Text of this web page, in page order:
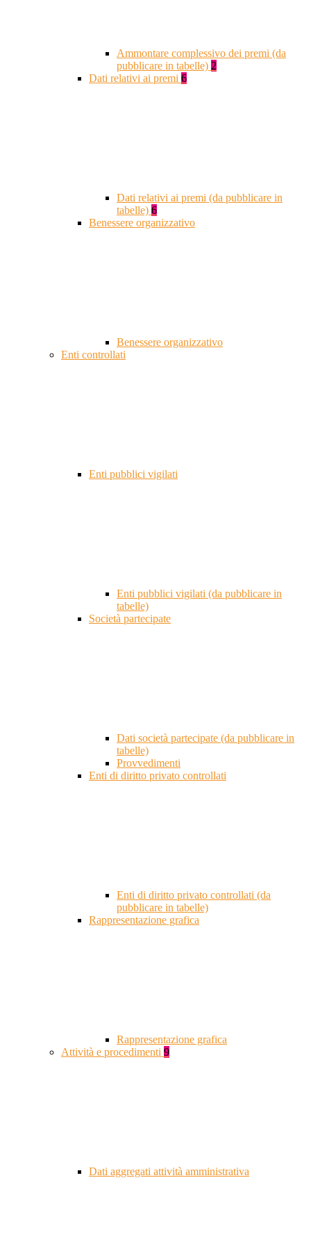
Ammontare complessivo dei premi (da
pubblicare in tabelle) 2
Dati relativi ai premi 6
Dati relativi ai premi (da pubblicare in
tabelle) 6
Benessere organizzativo
Benessere organizzativo
Enti controllati
Enti pubblici vigilati
Enti pubblici vigilati (da pubblicare in
tabelle)
Società partecipate
Dati società partecipate (da pubblicare in
tabelle)
Provvedimenti
Enti di diritto privato controllati
Enti di diritto privato controllati (da
pubblicare in tabelle)
Rappresentazione grafica
Rappresentazione grafica
Attività e procedimenti 9
Dati aggregati attività amministrativa